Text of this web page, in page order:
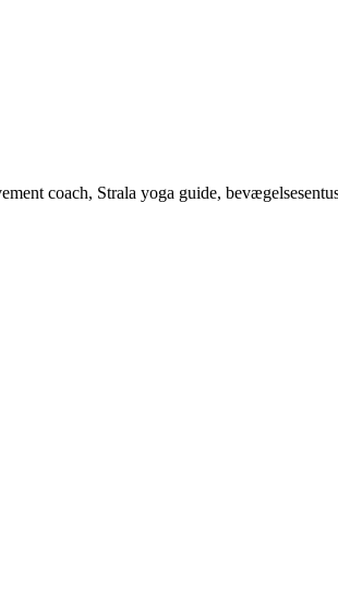
coach, Strala yoga guide,